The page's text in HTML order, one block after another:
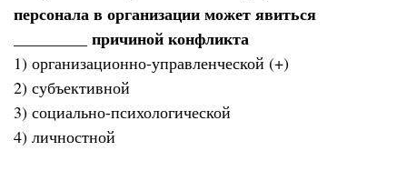
персонала в организации может явиться
_________ причиной конфликта
1) организационно-управленческой (+)
2) субъективной
3) социально-психологической
4) личностной